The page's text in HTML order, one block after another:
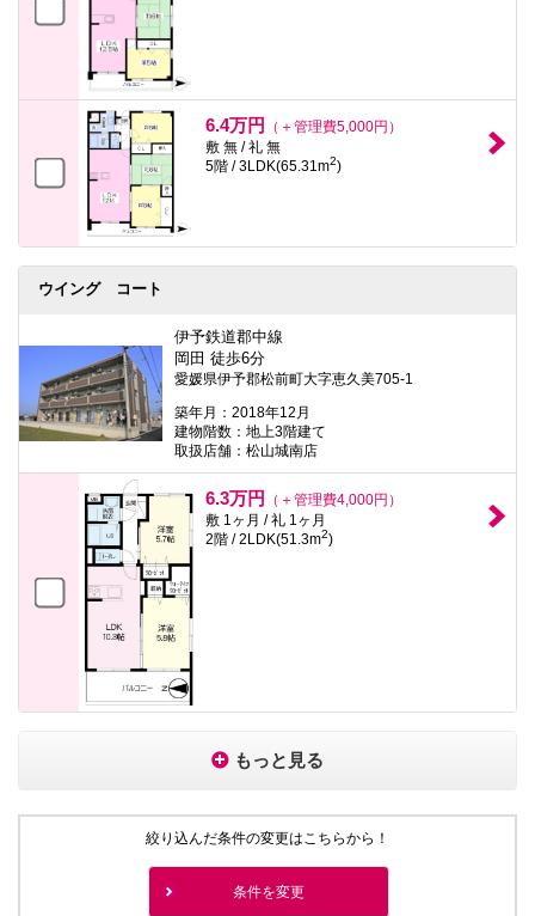
6.4万円
（＋管理費5,000円）
敷 無 / 礼 無
5階 / 3LDK(65.31m2)
ウイング コート
伊予鉄道郡中線
岡田 徒歩6分
愛媛県伊予郡松前町大字恵久美705-1
築年月：2018年12月
建物階数：地上3階建て
取扱店舗：松山城南店
6.3万円
（＋管理費4,000円）
敷 1ヶ月 / 礼 1ヶ月
2階 / 2LDK(51.3m2)
もっと見る
絞り込んだ条件の変更はこちらから！
条件を変更